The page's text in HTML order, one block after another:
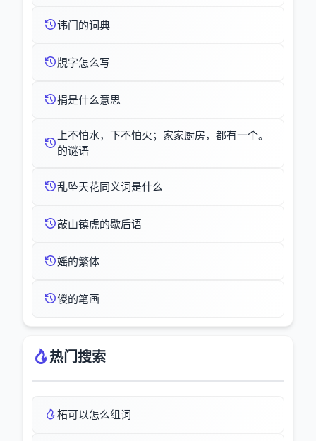
讳门的词典
覑字怎么写
捐是什么意思
上不怕水，下不怕火；家家厨房，都有一个。
的谜语
乱坠天花同义词是什么
敲山镇虎的歇后语
媱的繁体
儍的笔画
热门搜索
柘可以怎么组词